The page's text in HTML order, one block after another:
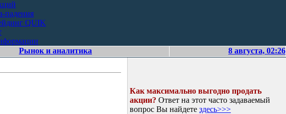
падения
QUIK
Рынок и аналитика 8 августа, 02:26
Как максимально выгодно продать
акции? Ответ на этот часто задаваемый
вопрос Вы найдете здесь>>>